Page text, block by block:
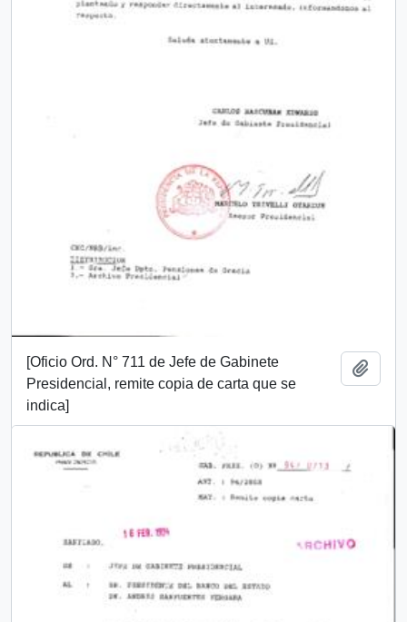
[Oficio Ord. N° 711 de Jefe de Gabinete
Presidencial, remite copia de carta que se
indica]